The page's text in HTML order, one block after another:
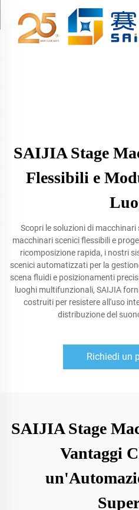
SAIJIA Stage
Flessibili e
Scopri le soluzioni di
macchinari scenici flessibili e
ricomposizione rapida, i nostri
scenici automatizzati per la
scena fluidi e posizionamenti
luoghi multifunzionali, SAIJIA
costruiti per resistere all'uso
distribuzione del
Richiedi un
SAIJIA Stage
Vantaggi